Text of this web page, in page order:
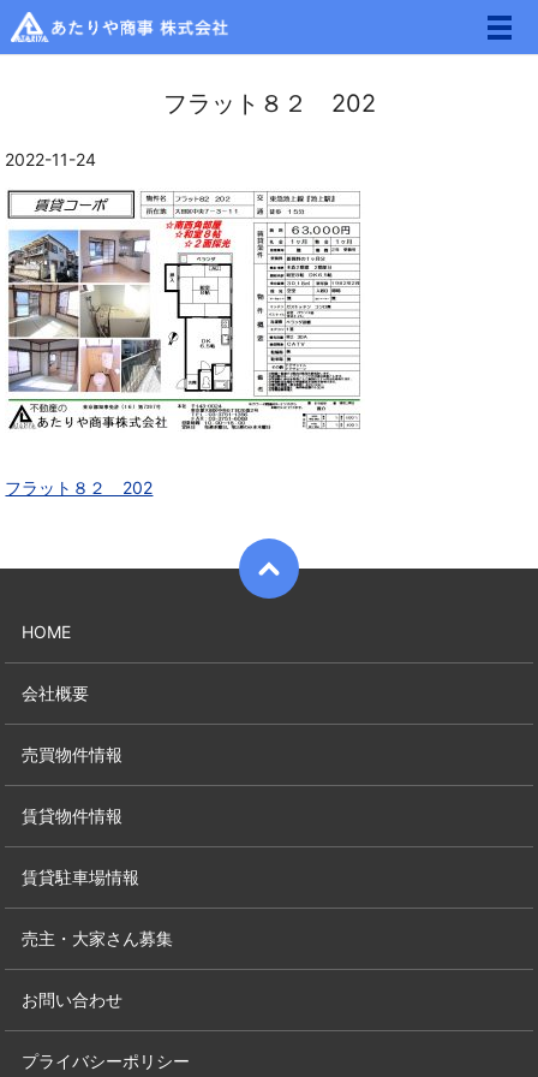
メ
フラット８２ 202
2022-11-24
フラット８２ 202
HOME
会社概要
売買物件情報
賃貸物件情報
賃貸駐車場情報
売主・大家さん募集
お問い合わせ
プライバシーポリシー